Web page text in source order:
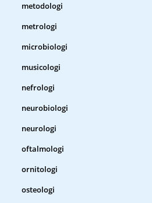
metodologi
metrologi
microbiologi
musicologi
nefrologi
neurobiologi
neurologi
oftalmologi
ornitologi
osteologi